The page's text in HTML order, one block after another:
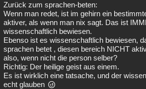
Zurück zum sprachen-beten:
Wenn man redet, ist im gehirn ein
aktiver, als wenn man nix sagt. Das ist
wissenschaftlich bewiesen.
Ebenso ist es wissenschaftlich bewiesen,
sprachen betet , diesen bereich NICHT
also, wenn nicht die person selber?
Richtig: Der heilige geist aus einem.
Es ist wirklich eine tatsache, und der
echt glauben